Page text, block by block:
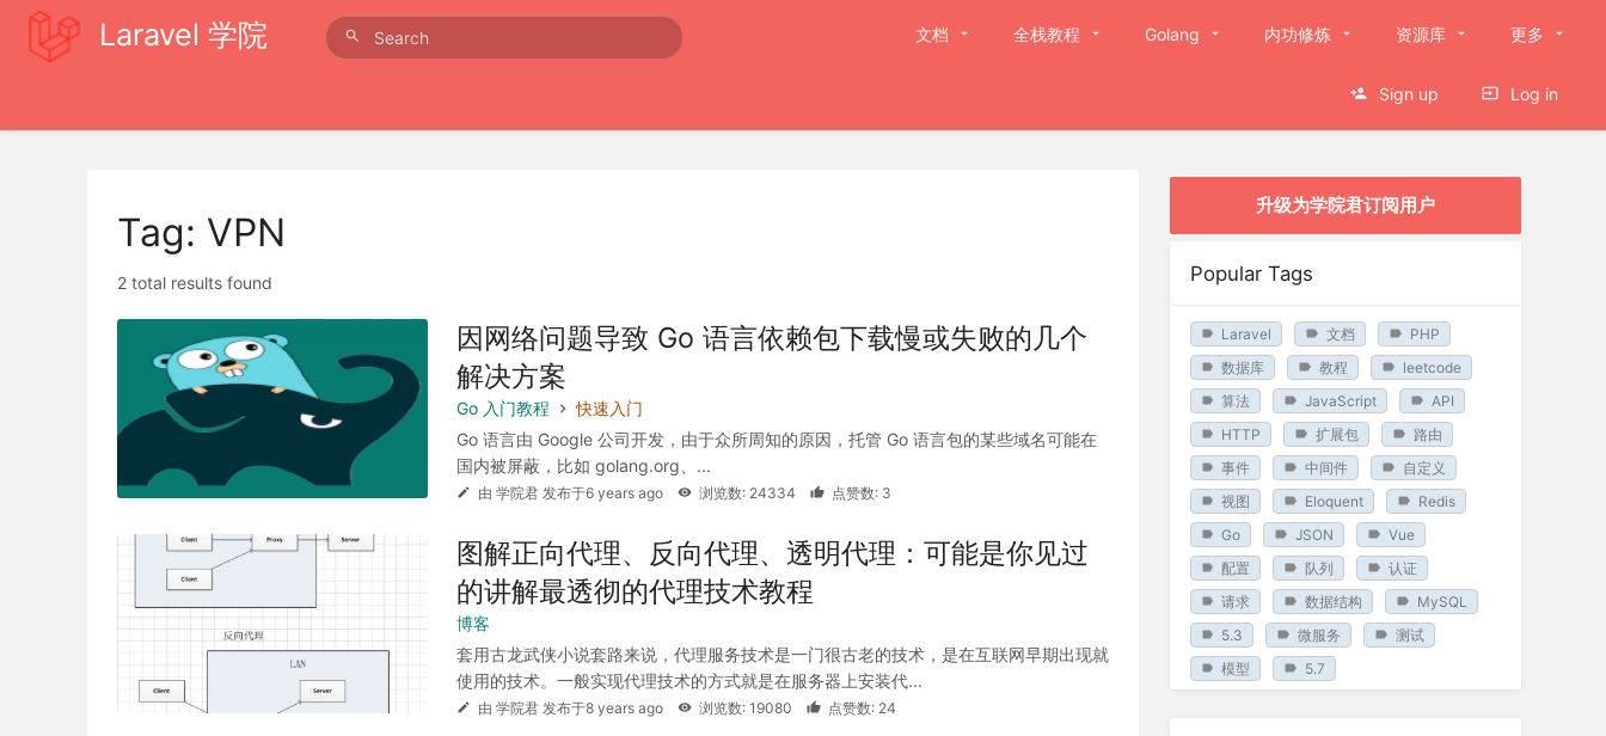
Laravel 学院 文档 全栈教程 Golang 内功修炼 资源库 更多
Sign up Log in
Tag: VPN
2 total results found
因网络问题导致 Go 语言依赖包下载慢或失败的几个
解决方案
Go 入门教程
快速入门
Go 语言由 Google 公司开发，由于众所周知的原因，托管 Go 语言包的某些域名可能在
国内被屏蔽，比如 golang.org、...
由 学院君 发布于6 years ago 浏览数: 24334 点赞数: 3
图解正向代理、反向代理、透明代理：可能是你见过
的讲解最透彻的代理技术教程
博客
套用古龙武侠小说套路来说，代理服务技术是一门很古老的技术，是在互联网早期出现就
使用的技术。一般实现代理技术的方式就是在服务器上安装代...
由 学院君 发布于8 years ago 浏览数: 19080 点赞数: 24
升级为学院君订阅用户
Popular Tags
Laravel 文档
PHP
数据库
教程
leetcode
算法
JavaScript
API
HTTP
扩展包
路由
事件
中间件
自定义
视图
Eloquent
Redis
Go
JSON
Vue
配置
队列
认证
请求
数据结构
MySQL
5.3
微服务
测试
模型
5.7